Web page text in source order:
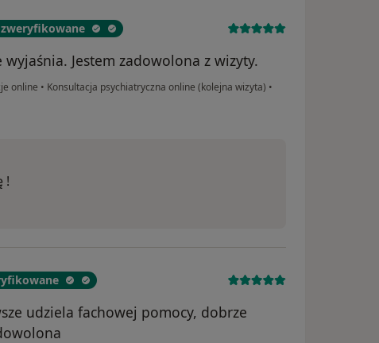
zweryfikowane
wyjaśnia. Jestem zadowolona z wizyty.
online • Konsultacja psychiatryczna online (kolejna wizyta) •
!
udziela fachowej pomocy, dobrze